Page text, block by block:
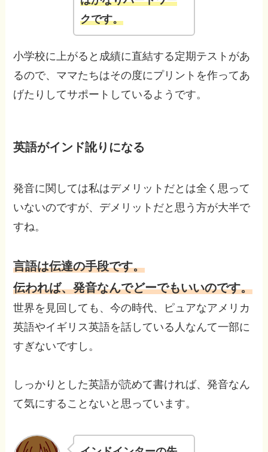
クです。
小学校に上がると成績に直結する定期テストがあ
るので、ママたちはその度にプリントを作ってあ
げたりしてサポートしているようです。
英語がインド訛りになる
発音に関しては私はデメリットだとは全く思って
いないのですが、デメリットだと思う方が大半で
すね。
言語は伝達の手段です。
伝われば、発音なんでどーでもいいのです。
世界を見回しても、今の時代、ピュアなアメリカ
英語やイギリス英語を話している人なんて一部に
すぎないですし。
しっかりとした英語が読めて書ければ、発音なん
て気にすることないと思っています。